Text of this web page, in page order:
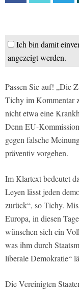
Ich bin damit
angezeigt werden.
Passen Sie auf! „Die
Tichy im Kommentar
nicht etwa eine
Denn EU-
gegen falsche
präventiv vorgehen.
Im Klartext bedeutet
Leyen lässt jeden
zurück“, so Tichy.
Europa, in diesen
wünschen sich ein
was ihm durch
liberale Demokratie“
Die Vereinigten